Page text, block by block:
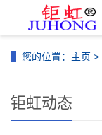
您的位置： 主页 >
钜虹动态